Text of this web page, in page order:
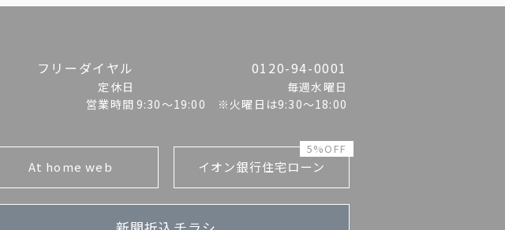
フリーダイヤル 0120-94-0001
定休日
毎週水曜日
営業時間 9:30〜19:00 ※火曜日は9:30～18:00
At home web イオン銀行住宅ローン
5%OFF